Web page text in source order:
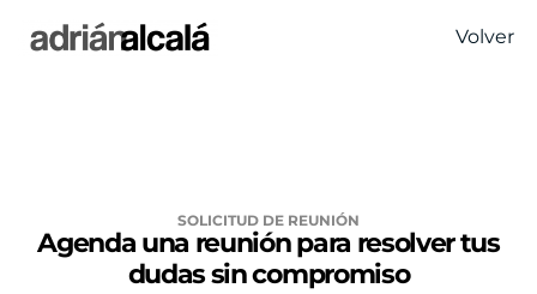
Volver
SOLICITUD DE REUNIÓN
Agenda una reunión para resolver tus
dudas sin compromiso